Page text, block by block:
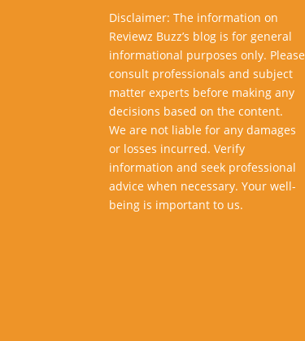
Disclaimer: The information on
Reviewz Buzz’s blog is for general
informational purposes only. Please
consult professionals and subject
matter experts before making any
decisions based on the content.
We are not liable for any damages
or losses incurred. Verify
information and seek professional
advice when necessary. Your well-
being is important to us.